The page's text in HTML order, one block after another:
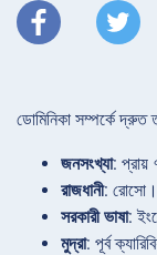
ডোমিনিকা সম্পর্কে দ্রুত
জনসংখ্যা:
রাজধানী: রোসো।
সরকারী ভাষা:
মুদ্রা: পূর্ব